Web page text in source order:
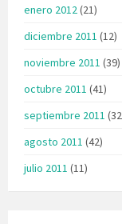
enero 2012(21)
diciembre 2011 (12)
noviembre 2011 (39)
octubre 2011 (41)
septiembre 2011
agosto 2011 (42)
julio 2011 (11)